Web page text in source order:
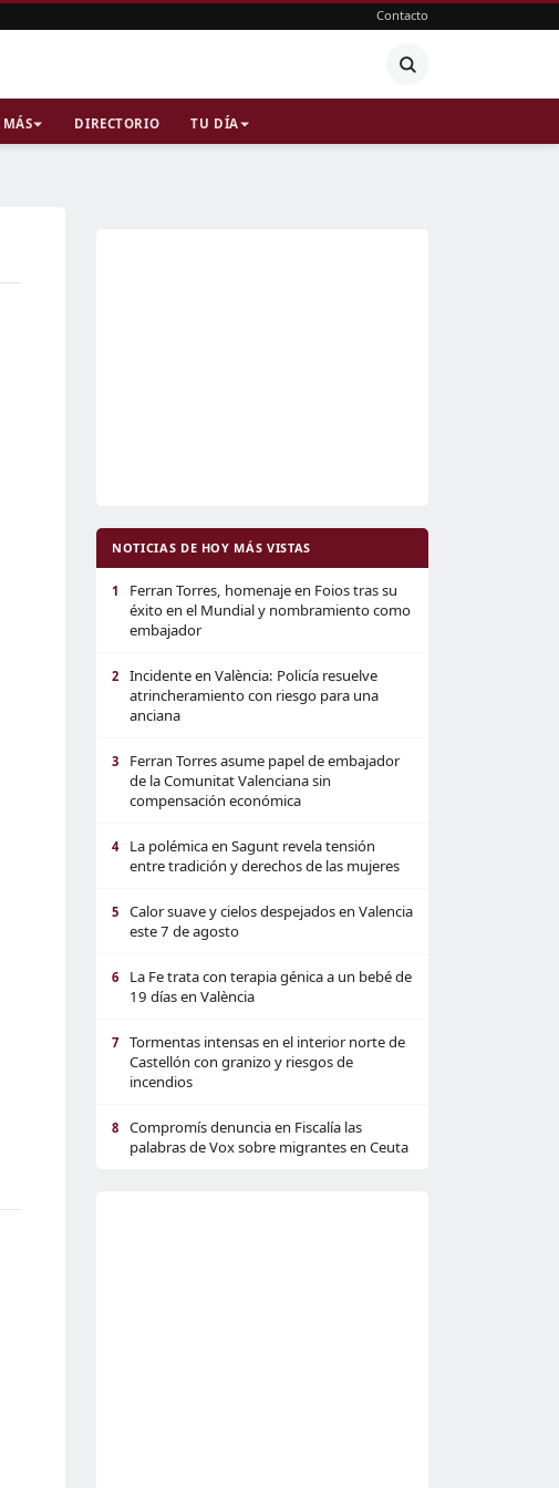
Contacto
MÁS DIRECTORIO TU DÍA
NOTICIAS DE HOY MÁS VISTAS
1
Ferran Torres, homenaje en Foios tras su
éxito en el Mundial y nombramiento como
embajador
2
Incidente en València: Policía resuelve
atrincheramiento con riesgo para una
anciana
3
Ferran Torres asume papel de embajador
de la Comunitat Valenciana sin
compensación económica
4
La polémica en Sagunt revela tensión
entre tradición y derechos de las mujeres
5
Calor suave y cielos despejados en Valencia
este 7 de agosto
6
La Fe trata con terapia génica a un bebé de
19 días en València
7
Tormentas intensas en el interior norte de
Castellón con granizo y riesgos de
incendios
8
Compromís denuncia en Fiscalía las
palabras de Vox sobre migrantes en Ceuta